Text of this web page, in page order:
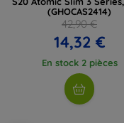
(GHOCAS2414)
42,90 €
14,32 €
En stock 2 pièces